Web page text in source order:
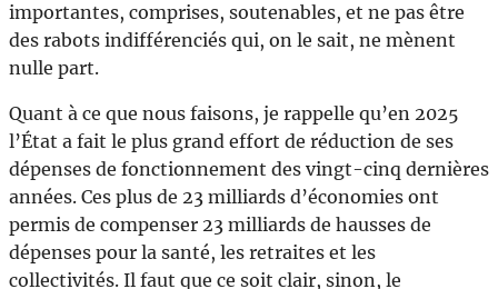
importantes, comprises, soutenables, et ne pas être
des rabots indifférenciés qui, on le sait, ne mènent
nulle part.
Quant à ce que nous faisons, je rappelle qu’en 2025
l’État a fait le plus grand effort de réduction de ses
dépenses de fonctionnement des vingt-cinq dernières
années. Ces plus de 23 milliards d’économies ont
permis de compenser 23 milliards de hausses de
dépenses pour la santé, les retraites et les
collectivités. Il faut que ce soit clair, sinon, le